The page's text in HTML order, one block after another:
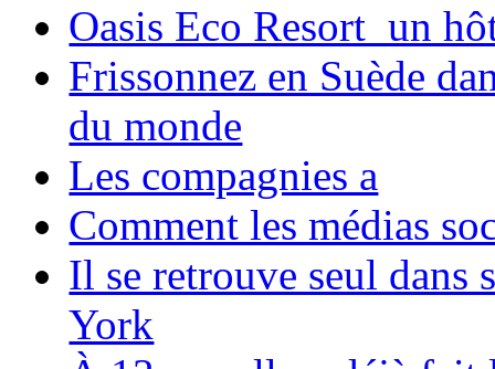
Oasis Eco Resort un
Frissonnez en Suède
du monde
Les compagnies a
Comment les médias
Il se retrouve seul dans
York